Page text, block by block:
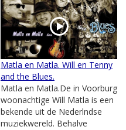
Matla en Matla. Will en Tenny
and the Blues.
Matla en Matla.De in Voorburg
woonachtige Will Matla is een
bekende uit de Nederlndse
muziekwereld. Behalve